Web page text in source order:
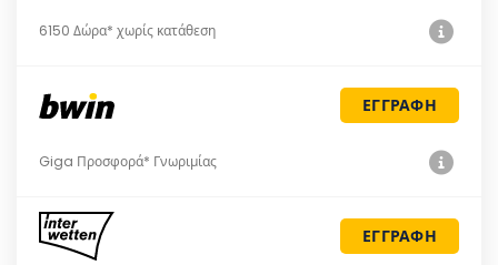
6150 Δώρα* χωρίς κατάθεση
ΕΓΓΡΑΦΗ
Giga Προσφορά* Γνωριμίας
ΕΓΓΡΑΦΗ